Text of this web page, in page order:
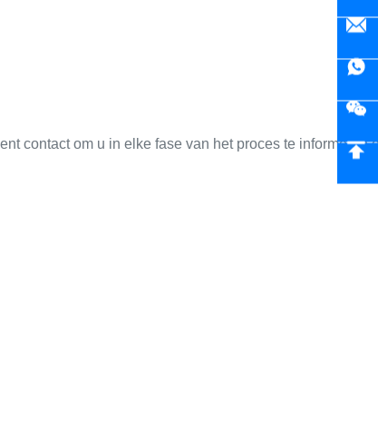
contact om u in elke fase van het proces te informeren